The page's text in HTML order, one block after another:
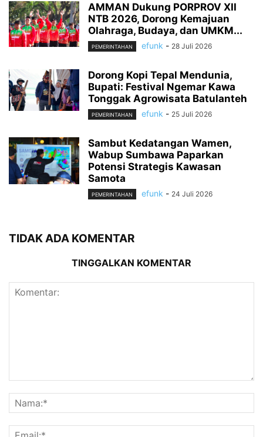
AMMAN Dukung PORPROV XII
NTB 2026, Dorong Kemajuan
Olahraga, Budaya, dan UMKM...
PEMERINTAHAN efunk - 28 Juli 2026
Dorong Kopi Tepal Mendunia,
Bupati: Festival Ngemar Kawa
Tonggak Agrowisata Batulanteh
PEMERINTAHAN efunk - 25 Juli 2026
Sambut Kedatangan Wamen,
Wabup Sumbawa Paparkan
Potensi Strategis Kawasan
Samota
PEMERINTAHAN efunk - 24 Juli 2026
TIDAK ADA KOMENTAR
TINGGALKAN KOMENTAR